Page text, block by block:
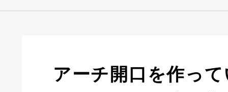
アーチ開口を作っ